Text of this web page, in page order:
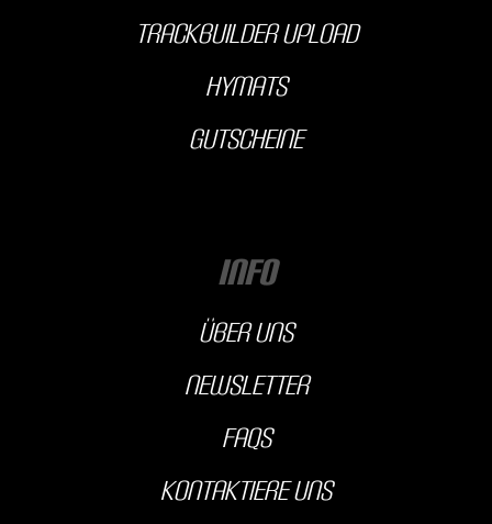
Trackbuilder Upload
hyMats
Gutscheine
INFO
über uns
Newsletter
FAQs
kontaktiere uns